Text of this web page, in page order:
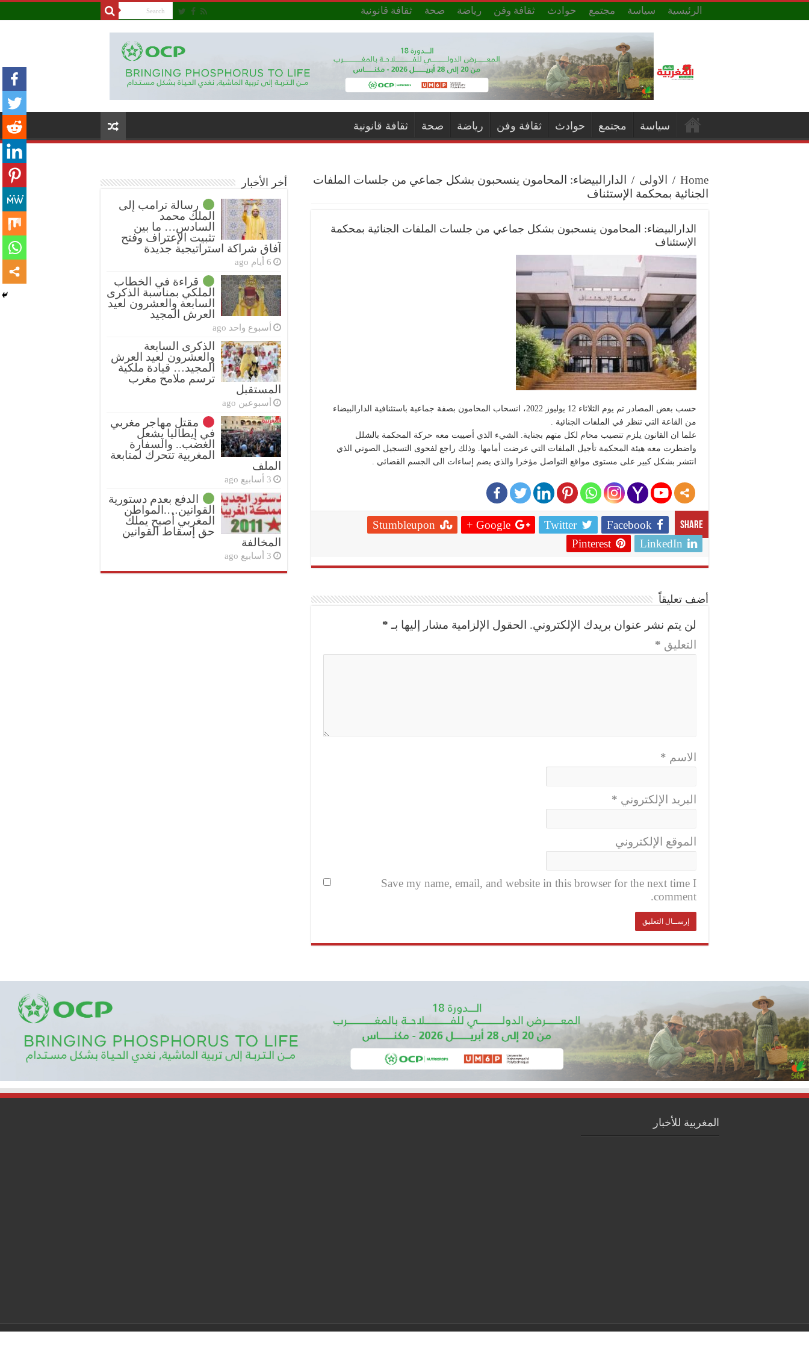
الرئيسية سياسة مجتمع حوادث ثقافة وفن رياضة صحة ثقافة قانونية
سياسة مجتمع حوادث ثقافة وفن رياضة صحة ثقافة قانونية
Home
/ الاولى /
الدارالبيضاء: المحامون ينسحبون بشكل جماعي من جلسات الملفات
الجنائية بمحكمة الإستئناف
الدارالبيضاء: المحامون ينسحبون بشكل جماعي من جلسات الملفات الجنائية بمحكمة
الإستئناف
حسب بعض المصادر تم يوم الثلاثاء 12 يوليوز 2022، انسحاب المحامون بصفة جماعية باستئنافية الدارالبيضاء
من القاعة التي تنظر في الملفات الجنائية .
علما ان القانون يلزم تنصيب محام لكل متهم بجناية. الشيء الذي أصيبت معه حركة المحكمة بالشلل
واضطرت معه هيئة المحكمة تأجيل الملفات التي عرضت أمامها. وذلك راجع لفحوى التسجيل الصوتي الذي
انتشر بشكل كبير على مستوى مواقع التواصل مؤخرا والذي يضم إساءات الى الجسم القضائي .
Share
Facebook
Twitter
Google +
Stumbleupon
LinkedIn
Pinterest
أضف تعليقاً
لن يتم نشر عنوان بريدك الإلكتروني. الحقول الإلزامية مشار إليها بـ *
التعليق *
الاسم *
البريد الإلكتروني *
الموقع الإلكتروني
Save my name, email, and website in this browser for the next time I
comment.
أخر الأخبار
رسالة ترامب إلى
الملك محمد
السادس… ما بين
تثبيت الإعتراف وفتح
آفاق شراكة استراتيجية جديدة
6 أيام ago
قراءة في الخطاب
الملكي بمناسبة الذكرى
السابعة والعشرون لعيد
العرش المجيد
أسبوع واحد ago
الذكرى السابعة
والعشرون لعيد العرش
المجيد… قيادة ملكية
ترسم ملامح مغرب
المستقبل
أسبوعين ago
مقتل مهاجر مغربي
في إيطاليا يشعل
الغضب.. والسفارة
المغربية تتحرك لمتابعة
الملف
3 أسابيع ago
الدفع بعدم دستورية
القوانين….المواطن
المغربي أصبح يملك
حق إسقاط القوانين
المخالفة
3 أسابيع ago
المغربية للأخبار